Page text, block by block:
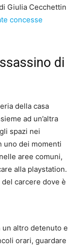
Giulia Cecchettin
concesse
di
della casa
ad un’altra
spazi nei
uno dei momenti
aree comuni,
alla playstation.
del carcere dove è
altro detenuto e
orari, guardare